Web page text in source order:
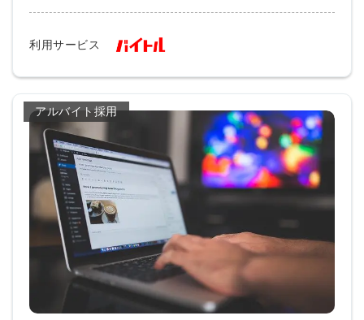
利用サービス
アルバイト採用